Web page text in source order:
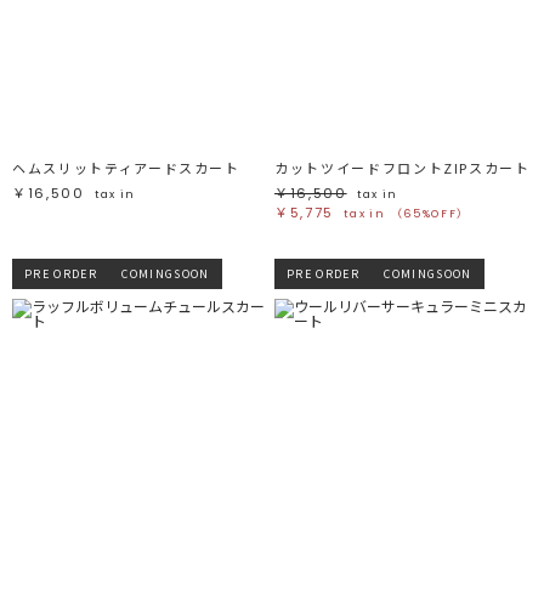
ヘムスリットティアードスカート
￥16,500
tax in
カットツイードフロントZIPスカート
￥16,500
tax in
￥5,775 tax in （65%OFF）
PRE ORDER COMINGSOON PRE ORDER COMINGSOON